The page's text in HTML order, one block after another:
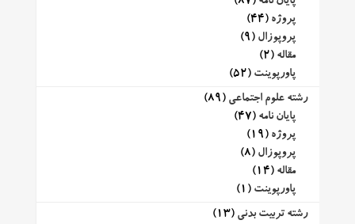
پروژه (44)
پروپوزال (9)
مقاله (2)
پاورپوینت (52)
رشته علوم اجتماعی (89)
پایان نامه (47)
پروژه (19)
پروپوزال (8)
مقاله (14)
پاورپوینت (1)
رشته تربیت بدنی (13)